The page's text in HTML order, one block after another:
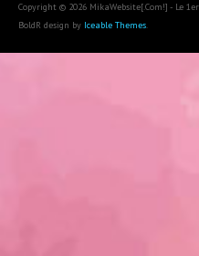
Copyright © 2026 MikaWebsite[.Com!] - Le
BoldR design by Iceable Themes.